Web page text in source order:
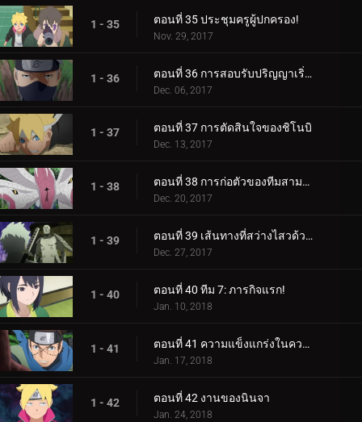
1 - 35 ตอนที่ 35 ประชุมครูผู้ปกครอง!
Nov. 29, 2017
1 - 36 ตอนที่ 36 การสอบรับปริญญาเริ่มต้นขึ้นแล้ว!
Dec. 06, 2017
1 - 37 ตอนที่ 37 การตัดสินใจของชิโนบิ
Dec. 13, 2017
1 - 38 ตอนที่ 38 การก่อตัวของทีมสามคน?
Dec. 20, 2017
1 - 39 ตอนที่ 39 เส้นทางที่สว่างไสวด้วยพระจันทร์เต็มดวง
Dec. 27, 2017
1 - 40 ตอนที่ 40 ทีม 7: ภารกิจแรก!
Jan. 10, 2018
1 - 41 ตอนที่ 41 ความแข็งแกร่งในความสามัคคี
Jan. 17, 2018
1 - 42 ตอนที่ 42 งานของนินจา
Jan. 24, 2018